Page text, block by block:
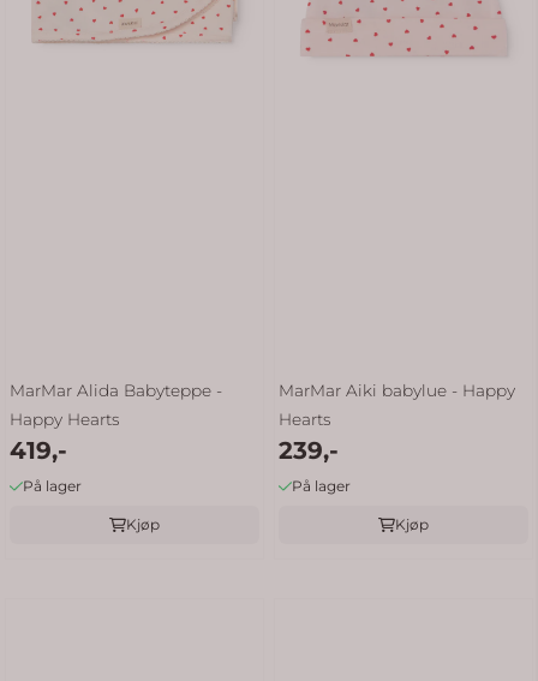
MarMar Alida Babyteppe -
Happy Hearts
419,-
På lager
Kjøp
MarMar Aiki babylue - Happy
Hearts
239,-
På lager
Kjøp